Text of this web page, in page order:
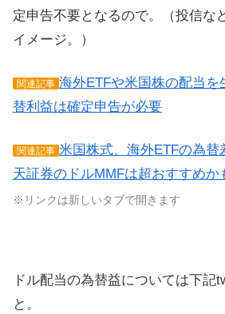
定申告不要となるので。（投信な
イメージ。）
関連記事 海外ETFや米国株の配当を
替利益は確定申告が必要
関連記事 米国株式、海外ETFの為替
天証券のドルMMFは超おすすめか
※リンクは新しいタブで開きます
ドル配当の為替益については下記
と。